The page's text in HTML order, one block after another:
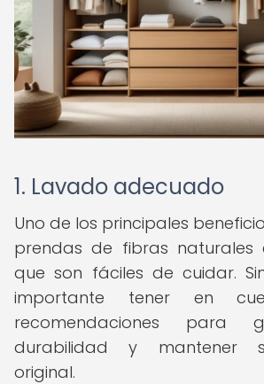
1. Lavado adecuado
Uno de los principales
prendas de fibras
que son fáciles de cuidar.
importante tener en
recomendaciones para
durabilidad y mantener
original.